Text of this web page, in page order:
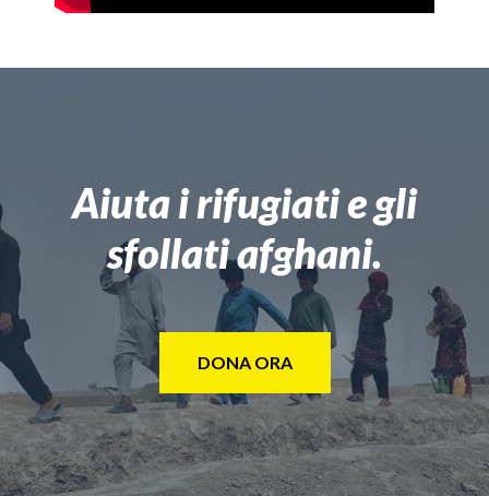
Aiuta i rifugiati e gli
sfollati afghani.
DONA ORA